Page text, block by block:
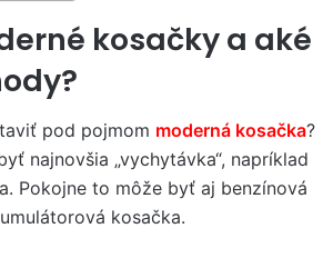
kosačky a aké
pod pojmom moderná kosačka?
najnovšia „vychytávka“, napríklad
Pokojne to môže byť aj benzínová
kosačka.